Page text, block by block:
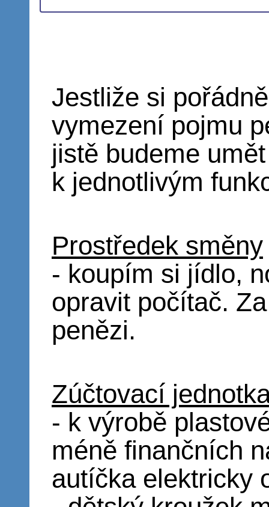
Jestliže si
vymezení pojmu
jistě budeme
k jednotlivým
Prostředek směny
- koupím si jídlo,
opravit počítač.
penězi.
Zúčtovací
- k výrobě
méně finančních
autíčka elektricky